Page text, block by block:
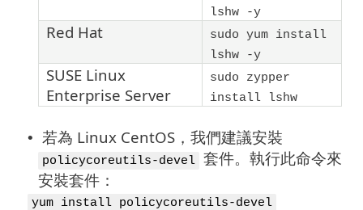
lshw -y
Red Hat
sudo yum install
lshw -y
SUSE Linux
Enterprise Server
sudo zypper
install lshw
• 若為 Linux CentOS，我們建議安裝
policycoreutils-devel
套件。執行此命令來
安裝套件：
yum install policycoreutils-devel